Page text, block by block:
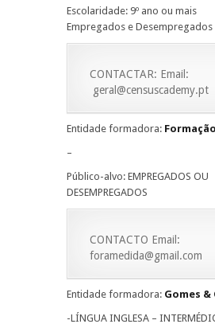
Escolaridade: 9º ano ou mais
Empregados e
CONTACTAR: Email:
geral@censuscademy.pt
Entidade formadora:
–
Público-alvo: EMPREGADOS OU
DESEMPREGADOS
CONTACTO Email:
foramedida@gmail.com
Entidade formadora: Gomes &
-LÍNGUA INGLESA –